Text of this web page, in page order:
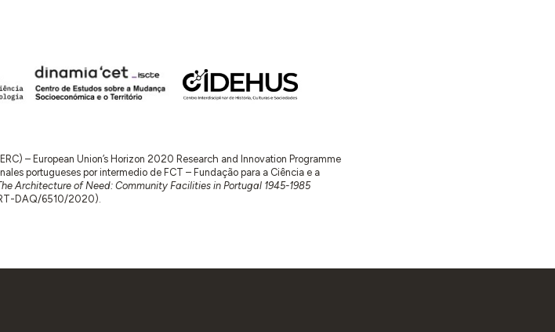
– European Union’s Horizon 2020 Research and Innovation Programme
portugueses por intermedio de FCT – Fundação para a Ciência e a
Architecture of Need: Community Facilities in Portugal 1945-1985
DAQ/6510/2020).